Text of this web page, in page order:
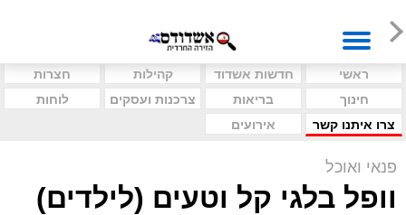
ראשי חדשות אשדוד קהילות
חצרות
חינוך
בריאות צרכנות ועסקים
לוחות
צרו איתנו קשר
אירועים
פנאי ואוכל
וופל בלגי קל וטעים (לילדים)